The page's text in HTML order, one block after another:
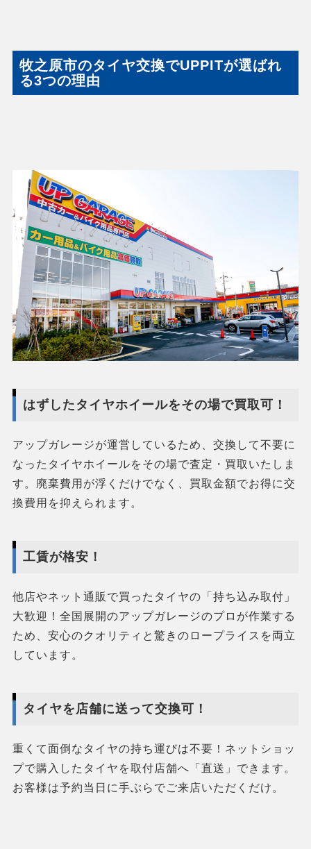
牧之原市のタイヤ交換でUPPITが選ばれ
る3つの理由
はずしたタイヤホイールをその場で買取可！
アップガレージが運営しているため、交換して不要に
なったタイヤホイールをその場で査定・買取いたしま
す。廃棄費用が浮くだけでなく、買取金額でお得に交
換費用を抑えられます。
工賃が格安！
他店やネット通販で買ったタイヤの「持ち込み取付」
大歓迎！全国展開のアップガレージのプロが作業する
ため、安心のクオリティと驚きのロープライスを両立
しています。
タイヤを店舗に送って交換可！
重くて面倒なタイヤの持ち運びは不要！ネットショッ
プで購入したタイヤを取付店舗へ「直送」できます。
お客様は予約当日に手ぶらでご来店いただくだけ。